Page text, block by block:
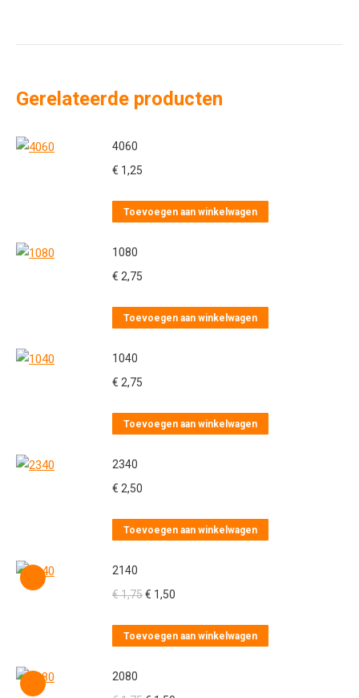
Gerelateerde producten
4060
€ 1,25
Toevoegen aan winkelwagen
1080
€ 2,75
Toevoegen aan winkelwagen
1040
€ 2,75
Toevoegen aan winkelwagen
2340
€ 2,50
Toevoegen aan winkelwagen
2140
€1,75Oorspronkelijke
was:
€ 1,50
is:
Toevoegen aan winkelwagen
2080